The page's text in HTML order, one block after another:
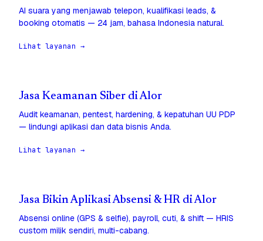
AI suara yang menjawab telepon, kualifikasi leads, &
booking otomatis — 24 jam, bahasa Indonesia natural.
Lihat layanan →
Jasa Keamanan Siber di Alor
Audit keamanan, pentest, hardening, & kepatuhan UU PDP
— lindungi aplikasi dan data bisnis Anda.
Lihat layanan →
Jasa Bikin Aplikasi Absensi & HR di Alor
Absensi online (GPS & selfie), payroll, cuti, & shift — HRIS
custom milik sendiri, multi-cabang.